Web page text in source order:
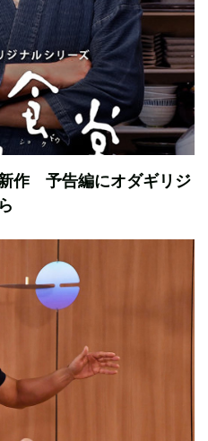
作 予告編にオダギリジ